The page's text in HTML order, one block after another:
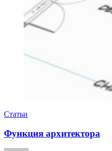
Статьи
Функция архитектора